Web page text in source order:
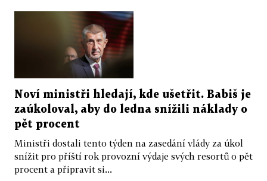
Noví ministři hledají, kde ušetřit. Babiš je
zaúkoloval, aby do ledna snížili náklady o
pět procent
Ministři dostali tento týden na zasedání vlády za úkol
snížit pro příští rok provozní výdaje svých resortů o pět
procent a připravit si...